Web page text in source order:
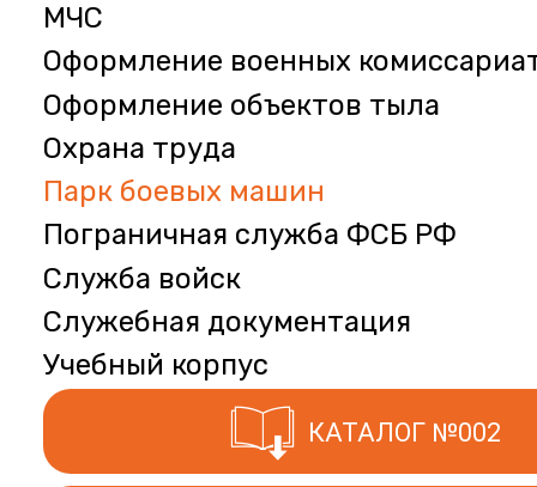
МЧС
Оформление военных
Оформление объектов тыла
Охрана труда
Парк боевых машин
Пограничная служба ФСБ РФ
Служба войск
Служебная документация
Учебный корпус
КАТАЛОГ №002